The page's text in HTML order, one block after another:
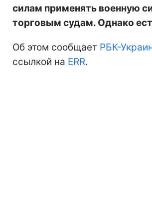
силам применять военную
торговым судам. Однако
Об этом сообщает РБК-
ссылкой на ERR.